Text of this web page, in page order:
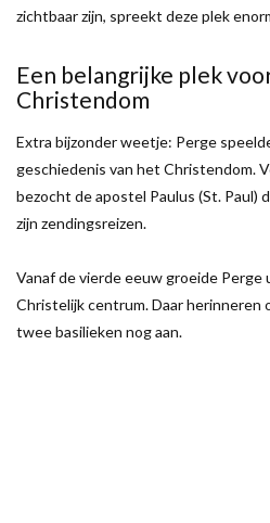
zichtbaar zijn, spreekt deze plek
Een belangrijke plek
Christendom
Extra bijzonder weetje: Perge
geschiedenis van het Christendom.
bezocht de apostel Paulus (St. Paul)
zijn zendingsreizen.
Vanaf de vierde eeuw groeide
Christelijk centrum. Daar herinneren
twee basilieken nog aan.